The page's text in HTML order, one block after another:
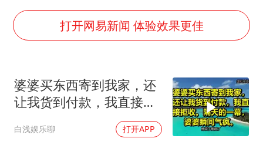
郑丽文：台湾从来没有“独立”过
万岁山接盘烂尾恒大文旅城
多个明星演唱会取消
店主称换“青海拉面”招牌后生意更好
女儿为争财产堵门阻挠父亲出殡
打开网易新闻 体验效果更佳
婆婆买东西寄到我家，还
让我货到付款，我直接拒
收。隔天的一幕，婆婆瞬
间气疯
白浅娱乐聊 打开APP